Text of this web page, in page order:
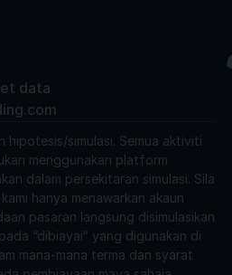
data
hipotesis/simulasi. Semua aktiviti
menggunakan platform
dalam persekitaran simulasi. Sila
hanya menawarkan akaun
pasaran langsung disimulasikan
“dibiayai” yang digunakan di
mana-mana terma dan syarat